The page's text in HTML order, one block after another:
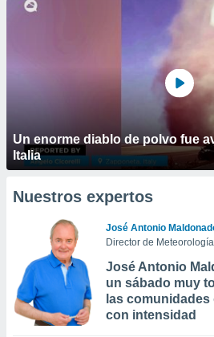
Un enorme diablo de polvo fue
Italia
Nuestros expertos
José Antonio
Director de Meteorología
José Antonio
un sábado muy
las
con intensidad